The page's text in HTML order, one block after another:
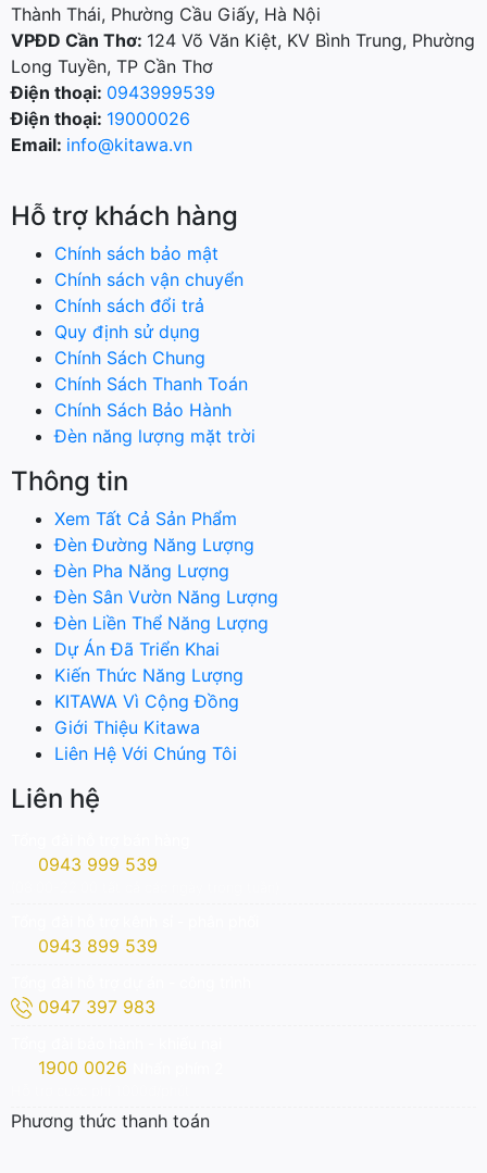
Thành Thái, Phường Cầu Giấy, Hà Nội
VPĐD Cần Thơ: 124 Võ Văn Kiệt, KV Bình Trung, Phường
Long Tuyền, TP Cần Thơ
Điện thoại: 0943999539
Điện thoại: 19000026
Email: info@kitawa.vn
Hỗ trợ khách hàng
Chính sách bảo mật
Chính sách vận chuyển
Chính sách đổi trả
Quy định sử dụng
Chính Sách Chung
Chính Sách Thanh Toán
Chính Sách Bảo Hành
Đèn năng lượng mặt trời
Thông tin
Xem Tất Cả Sản Phẩm
Đèn Đường Năng Lượng
Đèn Pha Năng Lượng
Đèn Sân Vườn Năng Lượng
Đèn Liền Thể Năng Lượng
Dự Án Đã Triển Khai
Kiến Thức Năng Lượng
KITAWA Vì Cộng Đồng
Giới Thiệu Kitawa
Liên Hệ Với Chúng Tôi
Liên hệ
0943 999 539
0943 899 539
0947 397 983
1900 0026
Phương thức thanh toán